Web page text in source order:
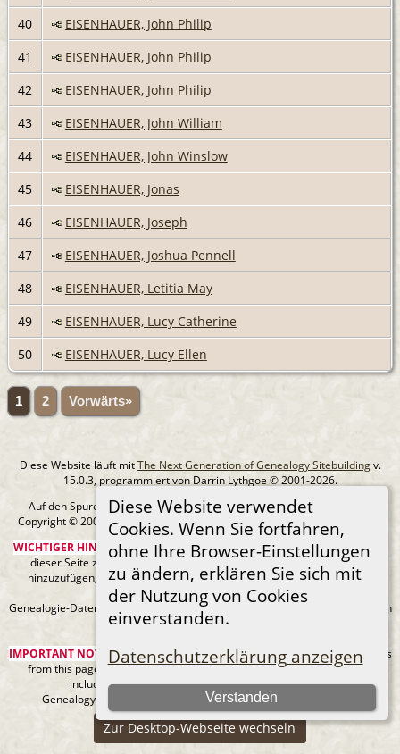
Diese Website verwendet
Cookies. Wenn Sie fortfahren,
ohne Ihre Browser-Einstellungen
zu ändern, erklären Sie sich mit
der Nutzung von Cookies
einverstanden.
Datenschutzerklärung anzeigen
Verstanden
40
EISENHAUER, John Philip
41
EISENHAUER, John Philip
42
EISENHAUER, John Philip
43
EISENHAUER, John William
44
EISENHAUER, John Winslow
45
EISENHAUER, Jonas
46
EISENHAUER, Joseph
47
EISENHAUER, Joshua Pennell
48
EISENHAUER, Letitia May
49
EISENHAUER, Lucy Catherine
50
EISENHAUER, Lucy Ellen
1 2 Vorwärts»
Diese Website läuft mitThe Next Generation of Genealogy Sitebuildingv.
15.0.3, programmiert von Darrin Lythgoe © 2001-2026.
Auf den Spuren meiner Ahnen - erstellt und betreut vonMichael Klein
Copyright © 2005-2026 Alle Rechte vorbehalten. |
Datenschutzerklärung
WICHTIGER HINWEIS:Sie sind nicht berechtigt, diese Seite oder Bilder von
dieser Seite zu Ancestry.com oder anderen kommerziellen Websites
hinzuzufügen, ohne mein Urheberrecht und einen URL-Link zu meiner
Website anzugeben.
Genealogie-Daten können sich jederzeit ändern, wenn neue Fakten gefunden
werden.
IMPORTANT NOTICE:You are not authorized to add this page or any images
from this page to Ancestry.com or any other commercial sites without
including my copyright and a URL link to my web site.
Genealogy data can always be changing as new facts are found.
Zur Desktop-Webseite wechseln